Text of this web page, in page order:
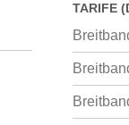
TARIFE